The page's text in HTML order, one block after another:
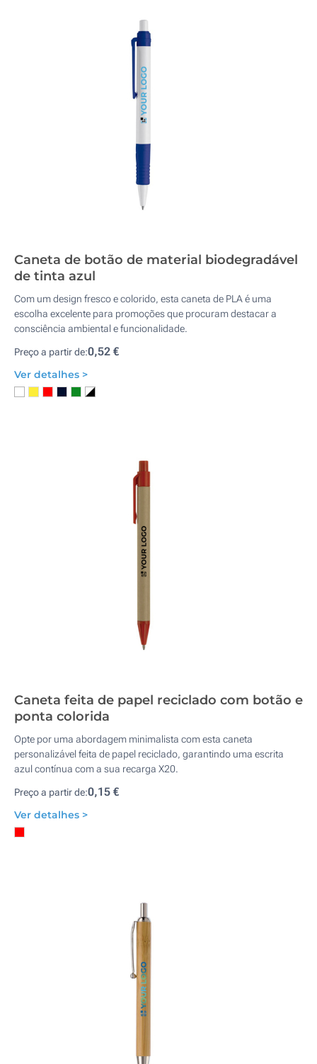
Caneta de botão de material biodegradável
de tinta azul
Com um design fresco e colorido, esta caneta de PLA é uma
escolha excelente para promoções que procuram destacar a
consciência ambiental e funcionalidade.
Preço a partir de:0,52 €
Ver detalhes >
Caneta feita de papel reciclado com botão e
ponta colorida
Opte por uma abordagem minimalista com esta caneta
personalizável feita de papel reciclado, garantindo uma escrita
azul contínua com a sua recarga X20.
Preço a partir de:0,15 €
Ver detalhes >